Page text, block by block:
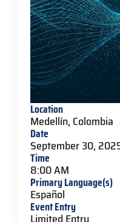
Location
Medellín, Colombia
Date
September 30,
Time
8:00 AM
Primary Language(s)
Español
Event Entry